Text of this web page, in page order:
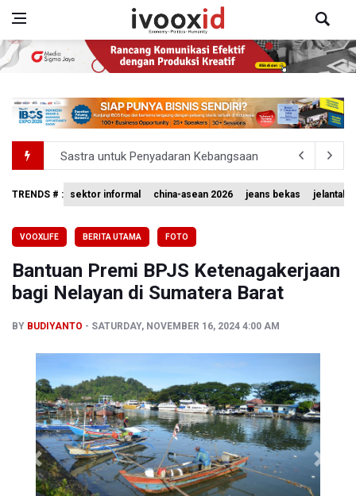
Sastra untuk Penyadaran Kebangsaan
Transjakarta Ditunjuk Kelola Transporasi Laut Menuju
Timnas Voli Putri Indonesia Kalah 1-3 Lawan Filipina
Tim Sepatu Roda Indonesia Raih 19 Medali di Gelaran
TRENDS # : sektor informal china-asean 2026 jeans bekas jelantah
VOOXLIFE BERITA UTAMA FOTO
Bantuan Premi BPJS Ketenagakerjaan
bagi Nelayan di Sumatera Barat
BY BUDIYANTO SATURDAY, NOVEMBER 16, 2024 4:00 AM
Previous Next